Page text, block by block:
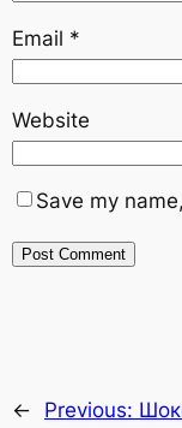
Email *
Website
Save my
← Previous: